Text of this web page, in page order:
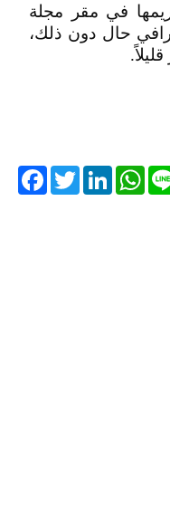
في مقر مجلة
حال دون ذلك،
TwitterLinkedIn
WhatsApp